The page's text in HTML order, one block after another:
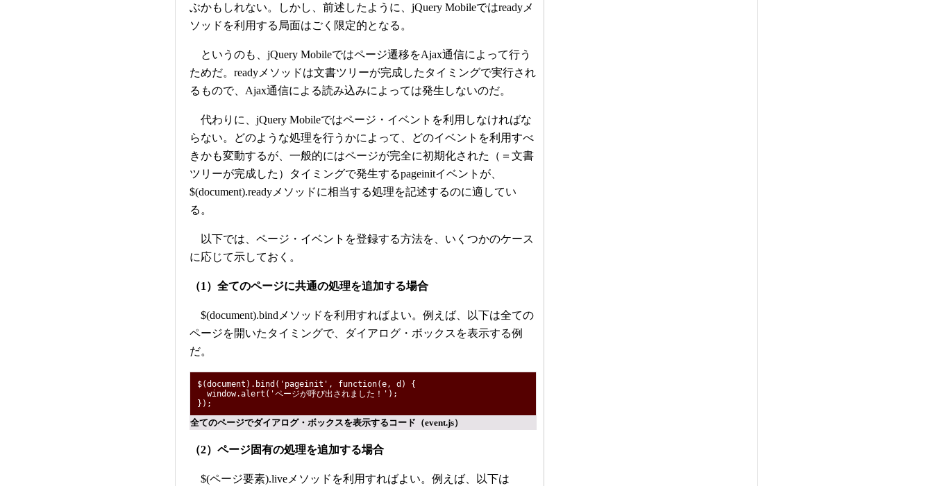
ぶかもしれない。しかし、前述したように、jQuery Mobileではreadyメ
ソッドを利用する局面はごく限定的となる。
というのも、jQuery Mobileではページ遷移をAjax通信によって行う
ためだ。readyメソッドは文書ツリーが完成したタイミングで実行され
るもので、Ajax通信による読み込みによっては発生しないのだ。
代わりに、jQuery Mobileではページ・イベントを利用しなければな
らない。どのような処理を行うかによって、どのイベントを利用すべ
きかも変動するが、一般的にはページが完全に初期化された（＝文書
ツリーが完成した）タイミングで発生するpageinitイベントが、
$(document).readyメソッドに相当する処理を記述するのに適してい
る。
以下では、ページ・イベントを登録する方法を、いくつかのケース
に応じて示しておく。
（1）全てのページに共通の処理を追加する場合
$(document).bindメソッドを利用すればよい。例えば、以下は全ての
ページを開いたタイミングで、ダイアログ・ボックスを表示する例
だ。
$(document).bind('pageinit', function(e, d) {
window.alert('ページが呼び出されました！');
});
全てのページでダイアログ・ボックスを表示するコード（event.js）
（2）ページ固有の処理を追加する場合
$(ページ要素).liveメソッドを利用すればよい。例えば、以下は